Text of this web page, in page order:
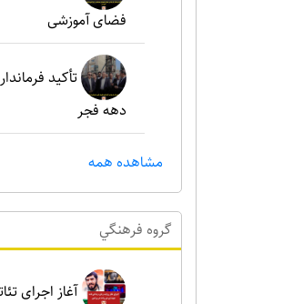
فضای آموزشی
تأکید
دهه فجر
مشاهده همه
گروه فرهنگي
آغاز اجرای